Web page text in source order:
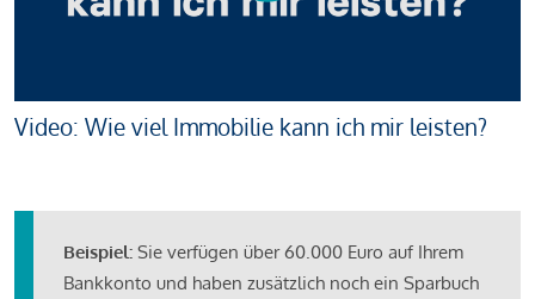
Video: Wie viel Immobilie kann ich mir leisten?
Beispiel: Sie verfügen über 60.000 Euro auf Ihrem
Bankkonto und haben zusätzlich noch ein Sparbuch